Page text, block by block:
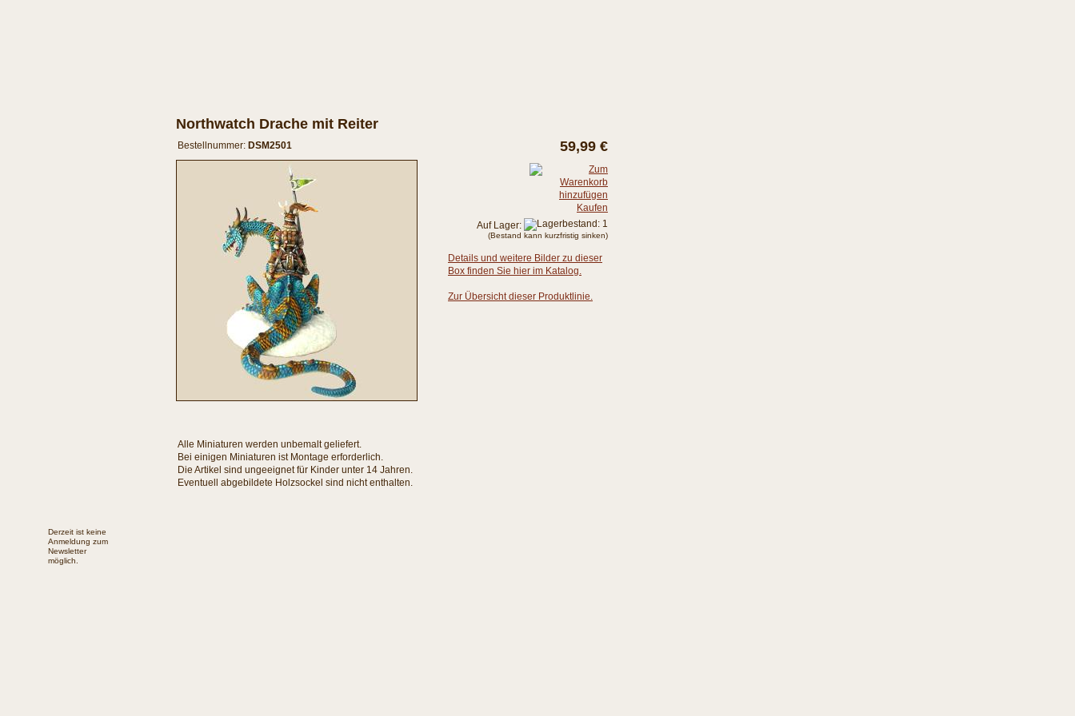
Northwatch Drache mit Reiter
Bestellnummer: DSM2501
Details und weitere Bilder zu dieser
Box finden Sie hier im Katalog.
Zur Übersicht dieser Produktlinie.
Alle Miniaturen werden unbemalt geliefert.
Bei einigen Miniaturen ist Montage erforderlich.
Die Artikel sind ungeeignet für Kinder unter 14 Jahren.
Eventuell abgebildete Holzsockel sind nicht enthalten.
59,99 €
Kaufen
Auf Lager:
(Bestand kann kurzfristig sinken)
Derzeit ist keine
Anmeldung zum
Newsletter
möglich.